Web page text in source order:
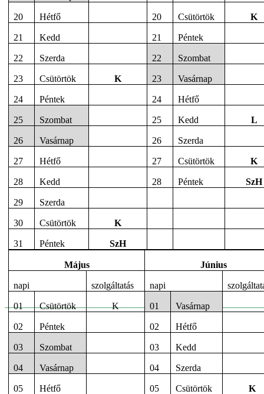
20 Hétfő 20 Csütörtök K
21 Kedd 21 Péntek
22 Szerda 22 Szombat
23 Csütörtök K 23 Vasárnap
24 Péntek 24 Hétfő
25 Szombat 25 Kedd L
26 Vasárnap 26 Szerda
27 Hétfő 27 Csütörtök K
28 Kedd 28 Péntek SzH
29 Szerda
30 Csütörtök K
31 Péntek SzH
Május Június
napi szolgáltatás napi
01 Csütörtök K 01 Vasárnap
02 Péntek 02 Hétfő
03 Szombat 03 Kedd
04 Vasárnap 04 Szerda
05 Hétfő 05 Csütörtök K